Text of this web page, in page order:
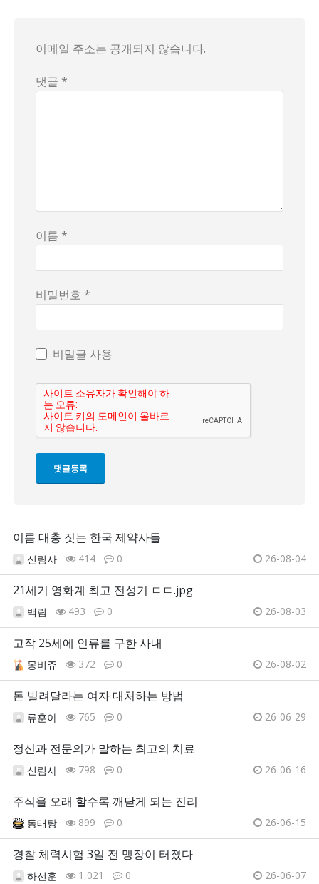
이메일 주소는 공개되지 않습니다.
댓글 *
이름 *
비밀번호 *
비밀글 사용
이름 대충 짓는 한국 제약사들
신림사 414 0 26-08-04
21세기 영화계 최고 전성기 ㄷㄷ.jpg
백림 493 0 26-08-03
고작 25세에 인류를 구한 사내
몽비쥬 372 0 26-08-02
돈 빌려달라는 여자 대처하는 방법
류훈아 765 0 26-06-29
정신과 전문의가 말하는 최고의 치료
신림사 798 0 26-06-16
주식을 오래 할수록 깨닫게 되는 진리
동태탕 899 0 26-06-15
경찰 체력시험 3일 전 맹장이 터졌다
하선훈 1,021 0 26-06-07